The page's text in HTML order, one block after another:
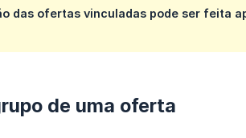
das ofertas vinculadas pode ser feita
de uma oferta